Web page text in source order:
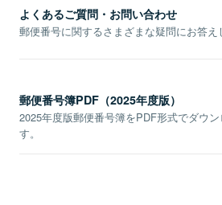
よくあるご質問・お問い合わせ
郵便番号に関するさまざまな疑問にお答え
郵便番号簿PDF（2025年度版）
2025年度版郵便番号簿をPDF形式でダウン
す。